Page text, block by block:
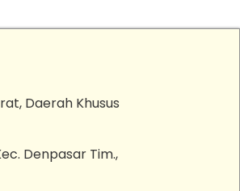
Daerah Khusus
Denpasar Tim.,